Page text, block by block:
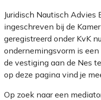
Juridisch Nautisch Advies
ingeschreven bij de
geregistreerd onder KvK
ondernemingsvorm is
de vestiging aan de Nes
op deze pagina vind je
Op zoek naar een